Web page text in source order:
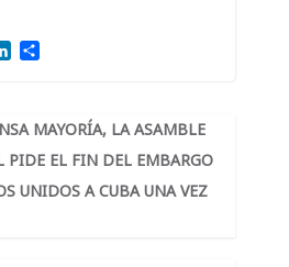
L
e
d
I
n
C
a
r
t
i
MAYORÍA, LA ASAMBLE
PIDE EL FIN DEL EMBARGO
UNIDOS A CUBA UNA VEZ